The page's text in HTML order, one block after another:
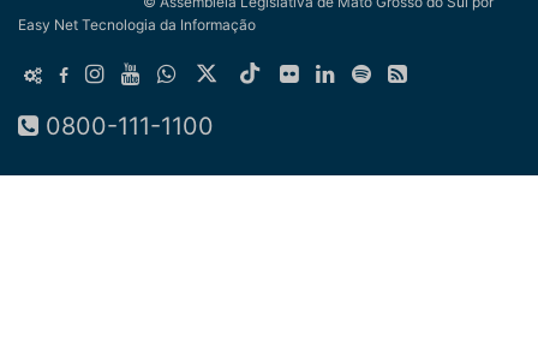
Easy Net Tecnologia da Informação
0800-111-1100